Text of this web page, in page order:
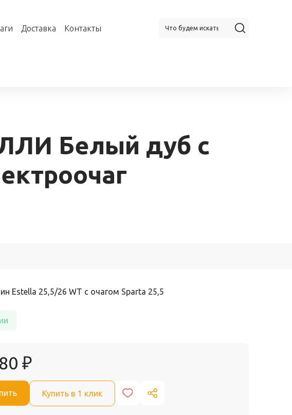
Доставка Контакты
Белый дуб с
Estella 25,5/26 WT с очагом Sparta 25,5
₽
Купить в 1 клик